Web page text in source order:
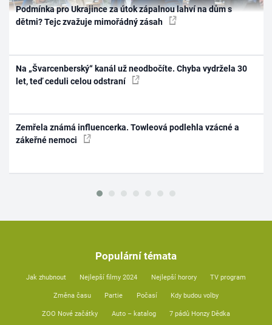
Podmínka pro Ukrajince za útok zápalnou lahví na dům s
dětmi? Tejc zvažuje mimořádný zásah
Na „Švarcenberský“ kanál už neodbočíte. Chyba vydržela 30
let, teď ceduli celou odstraní
Zemřela známá influencerka. Towleová podlehla vzácné a
zákeřné nemoci
Populární témata
Jak zhubnout Nejlepší filmy 2024 Nejlepší horory TV program
Změna času Partie Počasí Kdy budou volby
ZOO Nové začátky Auto – katalog 7 pádů Honzy Dědka